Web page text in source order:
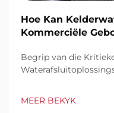
Hoe Kan
Kommerciële
Begrip van die
benodig, veral in hul
MEER BEKYK